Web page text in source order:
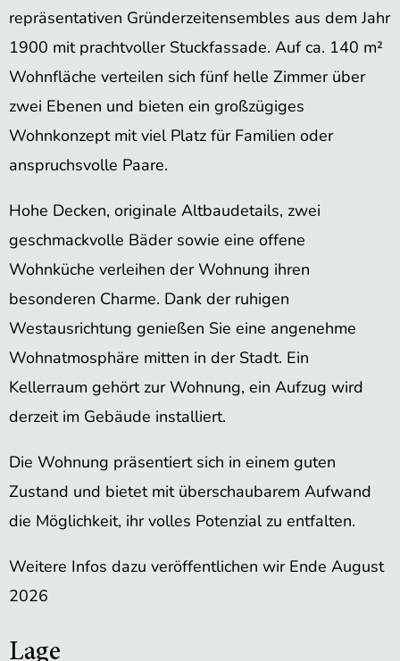
repräsentativen Gründerzeitensembles aus dem Jahr
1900 mit prachtvoller Stuckfassade. Auf ca. 140 m²
Wohnfläche verteilen sich fünf helle Zimmer über
zwei Ebenen und bieten ein großzügiges
Wohnkonzept mit viel Platz für Familien oder
anspruchsvolle Paare.
Hohe Decken, originale Altbaudetails, zwei
geschmackvolle Bäder sowie eine offene
Wohnküche verleihen der Wohnung ihren
besonderen Charme. Dank der ruhigen
Westausrichtung genießen Sie eine angenehme
Wohnatmosphäre mitten in der Stadt. Ein
Kellerraum gehört zur Wohnung, ein Aufzug wird
derzeit im Gebäude installiert.
Die Wohnung präsentiert sich in einem guten
Zustand und bietet mit überschaubarem Aufwand
die Möglichkeit, ihr volles Potenzial zu entfalten.
Weitere Infos dazu veröffentlichen wir Ende August
2026
Lage